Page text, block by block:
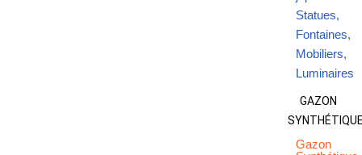
Statues,
Fontaines,
Mobiliers,
Luminaires
GAZON
Gazon